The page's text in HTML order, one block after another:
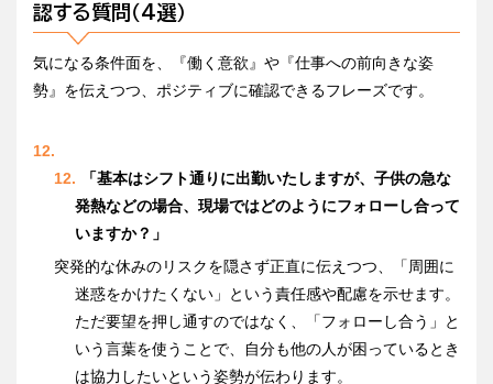
認する質問（4選）
気になる条件面を、『働く意欲』や『仕事への前向きな姿
勢』を伝えつつ、ポジティブに確認できるフレーズです。
「基本はシフト通りに出勤いたしますが、子供の急な
発熱などの場合、現場ではどのようにフォローし合って
いますか？」
突発的な休みのリスクを隠さず正直に伝えつつ、「周囲に
迷惑をかけたくない」という責任感や配慮を示せます。
ただ要望を押し通すのではなく、「フォローし合う」と
いう言葉を使うことで、自分も他の人が困っているとき
は協力したいという姿勢が伝わります。